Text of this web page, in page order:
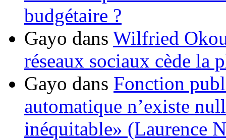
budgétaire ?
Gayo dans Wilfried
réseaux sociaux cède la
Gayo dans Fonction
automatique n’existe
inéquitable» (Laurence